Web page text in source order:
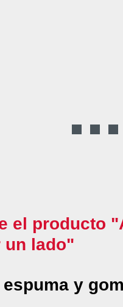
el producto
un lado"
y